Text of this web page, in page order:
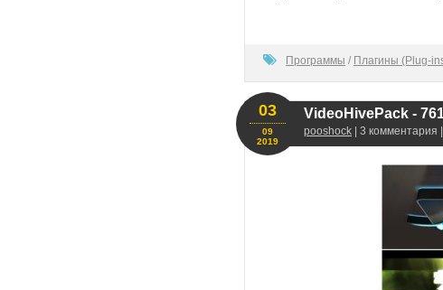
Программы / Плагины (Plug-
VideoHivePack -
pooshock | 3 комментария
03
09
2019